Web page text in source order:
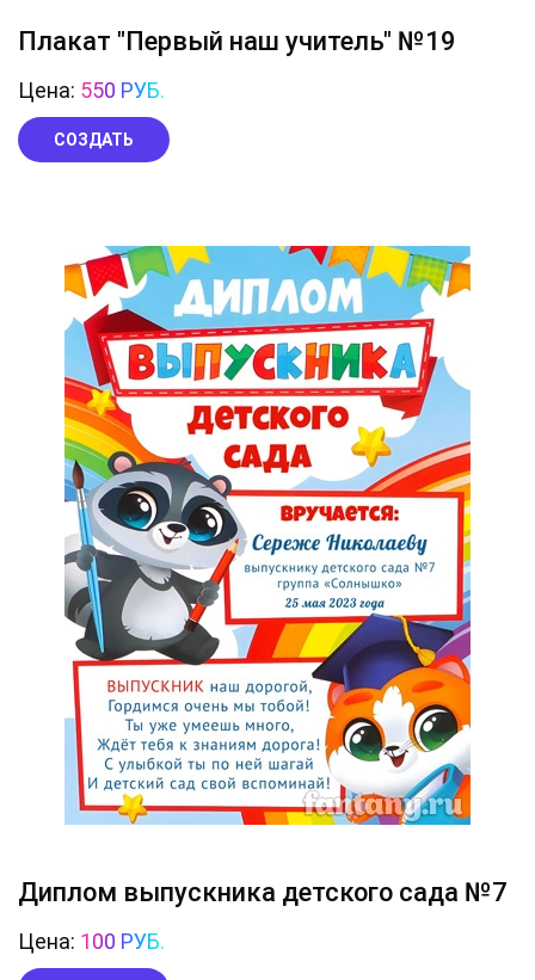
Плакат "Первый наш учитель" №19
Цена: 550 РУБ.
СОЗДАТЬ
Диплом выпускника детского сада №7
Цена: 100 РУБ.